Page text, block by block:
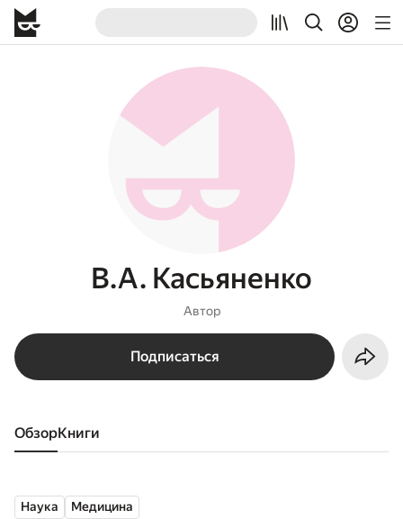
В.А. Касьяненко
Автор
Подписаться
Обзор книги
Наука Медицина